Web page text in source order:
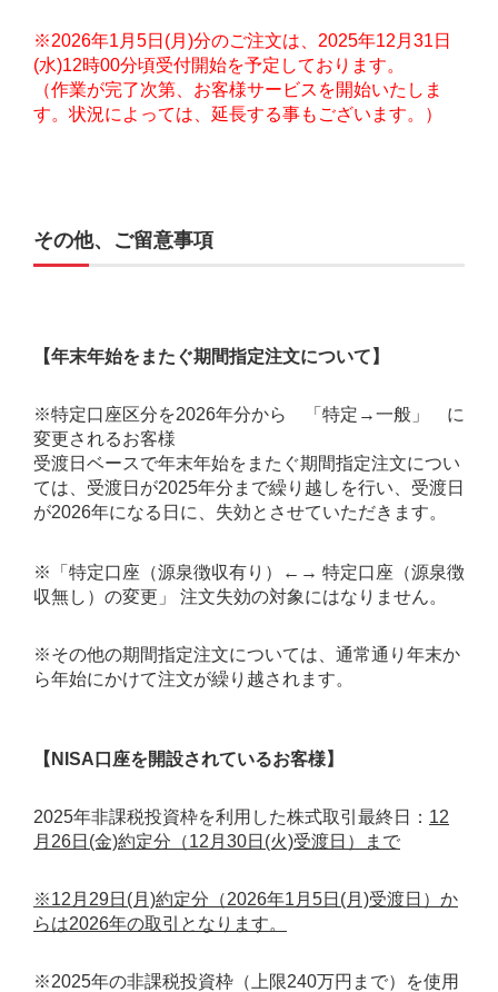
※2026年1月5日(月)分のご注文は、2025年12月31日
(水)12時00分頃受付開始を予定しております。
（作業が完了次第、お客様サービスを開始いたしま
す。状況によっては、延長する事もございます。）
その他、ご留意事項
【年末年始をまたぐ期間指定注文について】
※特定口座区分を2026年分から 「特定→一般」 に
変更されるお客様
受渡日ベースで年末年始をまたぐ期間指定注文につい
ては、受渡日が2025年分まで繰り越しを行い、受渡日
が2026年になる日に、失効とさせていただきます。
※「特定口座（源泉徴収有り）←→ 特定口座（源泉徴
収無し）の変更」 注文失効の対象にはなりません。
※その他の期間指定注文については、通常通り年末か
ら年始にかけて注文が繰り越されます。
【NISA口座を開設されているお客様】
2025年非課税投資枠を利用した株式取引最終日： 12
月26日(金)約定分（12月30日(火)受渡日）まで
※12月29日(月)約定分（2026年1月5日(月)受渡日）か
らは2026年の取引となります。
※2025年の非課税投資枠（上限240万円まで）を使用